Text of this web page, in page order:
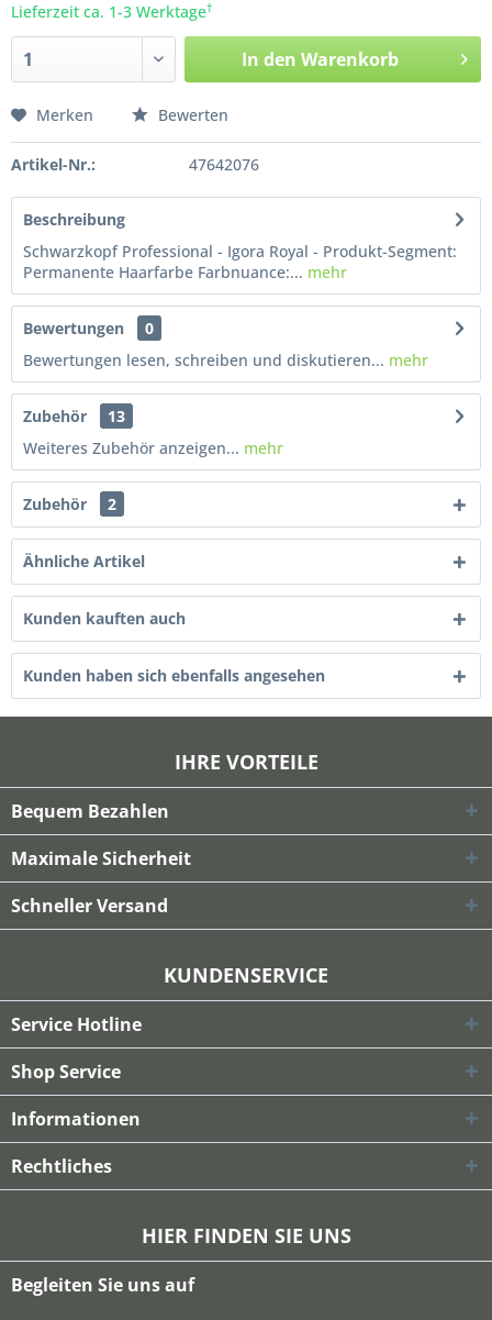
Lieferzeit ca. 1-3 Werktage†
In den Warenkorb
Merken Bewerten
Artikel-Nr.: 47642076
Beschreibung
Schwarzkopf Professional - Igora Royal - Produkt-Segment:
Permanente Haarfarbe Farbnuance:... mehr
Bewertungen
0
Bewertungen lesen, schreiben und diskutieren... mehr
Zubehör
13
Weiteres Zubehör anzeigen... mehr
Zubehör 2
Ähnliche Artikel
Kunden kauften auch
Kunden haben sich ebenfalls angesehen
IHRE VORTEILE
Bequem Bezahlen
Maximale Sicherheit
Schneller Versand
KUNDENSERVICE
Service Hotline
Shop Service
Informationen
Rechtliches
HIER FINDEN SIE UNS
Begleiten Sie uns auf